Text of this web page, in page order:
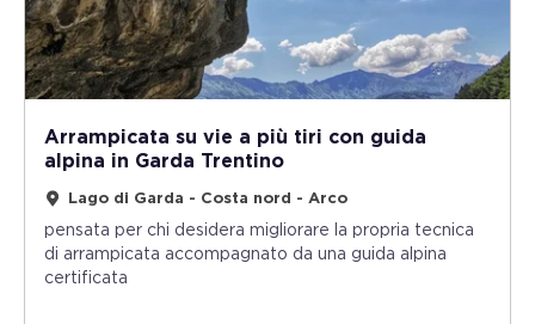
Arrampicata su vie a più tiri con guida
alpina in Garda Trentino
Lago di Garda - Costa nord - Arco
pensata per chi desidera migliorare la propria tecnica
di arrampicata accompagnato da una guida alpina
certificata